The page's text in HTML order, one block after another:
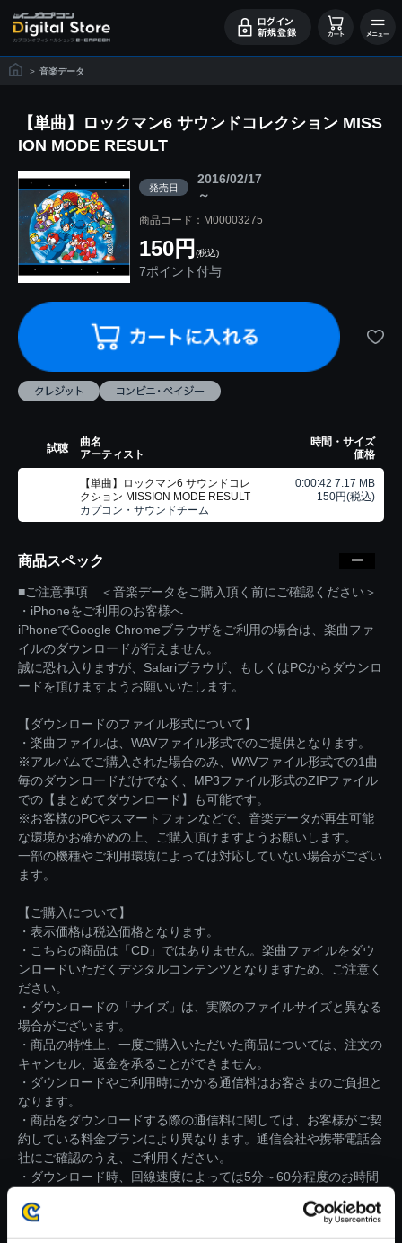
> 音楽データ
【単曲】ロックマン6 サウンドコレクション MISS
ION MODE RESULT
発売日
2016/02/17
～
商品コード：M00003275
150円 (税込)
7ポイント付与
試聴
曲名
アーティスト
時間・サイズ
価格
【単曲】ロックマン6 サウンドコレ
クション MISSION MODE RESULT
カプコン・サウンドチーム
0:00:42 7.17 MB
150円(税込)
商品スペック
■ご注意事項 ＜音楽データをご購入頂く前にご確認ください＞
・iPhoneをご利用のお客様へ
iPhoneでGoogle Chromeブラウザをご利用の場合は、楽曲ファ
イルのダウンロードが行えません。
誠に恐れ入りますが、Safariブラウザ、もしくはPCからダウンロ
ードを頂けますようお願いいたします。
【ダウンロードのファイル形式について】
・楽曲ファイルは、WAVファイル形式でのご提供となります。
※アルバムでご購入された場合のみ、WAVファイル形式での1曲
毎のダウンロードだけでなく、MP3ファイル形式のZIPファイル
での【まとめてダウンロード】も可能です。
※お客様のPCやスマートフォンなどで、音楽データが再生可能
な環境かお確かめの上、ご購入頂けますようお願いします。
一部の機種やご利用環境によっては対応していない場合がござい
ます。
【ご購入について】
・表示価格は税込価格となります。
・こちらの商品は「CD」ではありません。楽曲ファイルをダウ
ンロードいただくデジタルコンテンツとなりますため、ご注意く
ださい。
・ダウンロードの「サイズ」は、実際のファイルサイズと異なる
場合がございます。
・商品の特性上、一度ご購入いただいた商品については、注文の
キャンセル、返金を承ることができません。
・ダウンロードやご利用時にかかる通信料はお客さまのご負担と
なります。
・商品をダウンロードする際の通信料に関しては、お客様がご契
約している料金プランにより異なります。通信会社や携帯電話会
社にご確認のうえ、ご利用ください。
・ダウンロード時、回線速度によっては5分～60分程度のお時間
※ご購入いただいたファイルのダウンロードの際には、通信環境